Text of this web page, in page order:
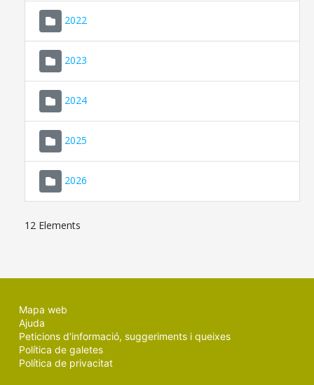
2022
2023
2024
2025
2026
12 Elements
Mapa web
Ajuda
Peticions d'informació, suggeriments i queixes
Política de galetes
Política de privacitat